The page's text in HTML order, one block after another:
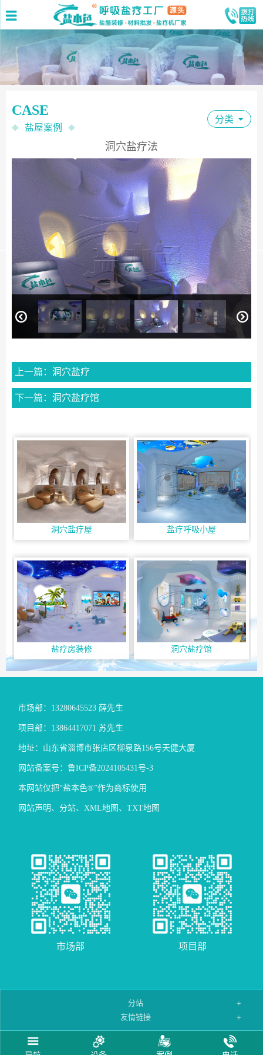
CASE
◆ 盐屋案例 ◆
分类
洞穴盐疗法
上一篇：洞穴盐疗
下一篇：洞穴盐疗馆
洞穴盐疗屋 盐疗呼吸小屋
盐疗房装修 洞穴盐疗馆
市场部：13280645523 薛先生
项目部：13864417071 苏先生
地址：山东省淄博市张店区柳泉路156号天健大厦
网站备案号：鲁ICP备2024105431号-3
本网站仅把“盐本色®”作为商标使用
网站声明 、分站、XML地图 、TXT地图
市场部 项目部
分站
友情链接